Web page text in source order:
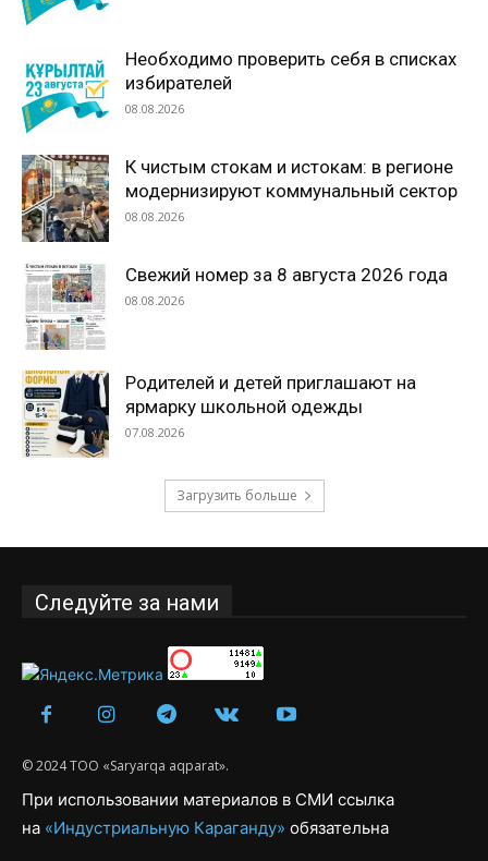
Необходимо проверить себя в списках
избирателей
08.08.2026
К чистым стокам и истокам: в регионе
модернизируют коммунальный сектор
08.08.2026
Свежий номер за 8 августа 2026 года
08.08.2026
Родителей и детей приглашают на
ярмарку школьной одежды
07.08.2026
Загрузить больше
Следуйте за нами
© 2024 ТОО «Saryarqa aqparat».
При использовании материалов в СМИ ссылка
на «Индустриальную Караганду» обязательна